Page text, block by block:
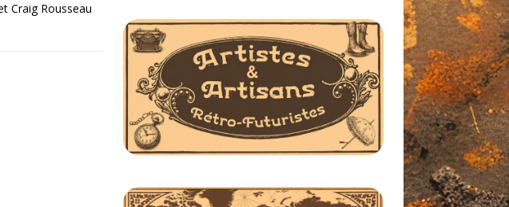
Craig Rousseau